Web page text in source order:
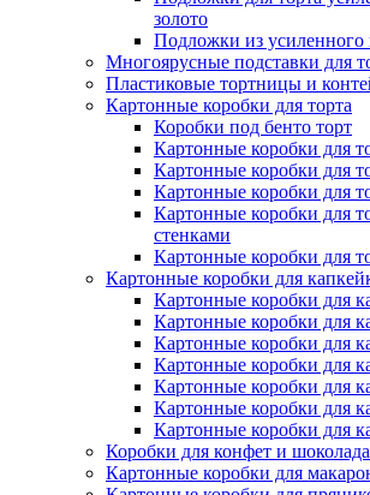
золото
Подложки из усиленного
Многоярусные подставки для
Пластиковые тортницы и
Картонные коробки для торта
Коробки под бенто торт
Картонные коробки для
Картонные коробки для
Картонные коробки для
Картонные коробки для
стенками
Картонные коробки для
Картонные коробки для
Картонные коробки для
Картонные коробки для
Картонные коробки для
Картонные коробки для
Картонные коробки для
Картонные коробки для
Картонные коробки для
Коробки для конфет и шоколада
Картонные коробки для